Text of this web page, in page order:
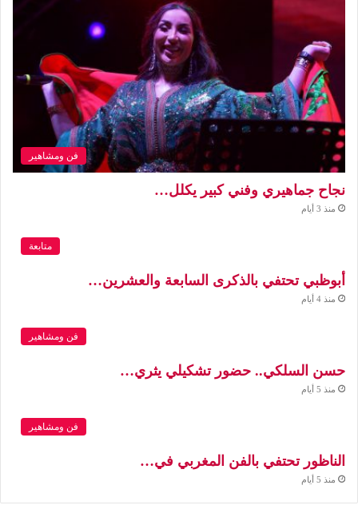
فن ومشاهير
نجاح جماهيري وفني كبير يكلل…
منذ 3 أيام
متابعة
أبوظبي تحتفي بالذكرى السابعة والعشرين…
منذ 4 أيام
فن ومشاهير
حسن السلكي.. حضور تشكيلي يثري…
منذ 5 أيام
فن ومشاهير
الناظور تحتفي بالفن المغربي في…
منذ 5 أيام